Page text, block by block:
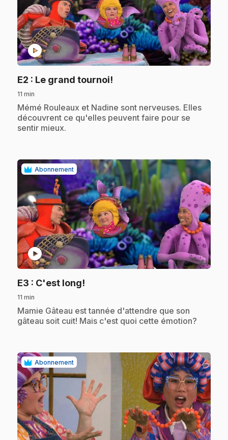
play_circle
E2 : Le grand tournoi!
11 min
.Mémé Rouleaux et Nadine sont nerveuses. Elles
découvrent ce qu'elles peuvent faire pour se
sentir mieux.
Abonnement
play_circle
E3 : C'est long!
11 min
.Mamie Gâteau est tannée d'attendre que son
gâteau soit cuit! Mais c'est quoi cette émotion?
Abonnement